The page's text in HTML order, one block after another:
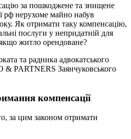
за пошкоджене та знищене
рф нерухоме майно набув
Як отримати таку компенсацію,
послуги у непридатній для
житло орендоване?
та радника адвокатського
PARTNERS Заянчуковського
компенсації
за цим законом отримати